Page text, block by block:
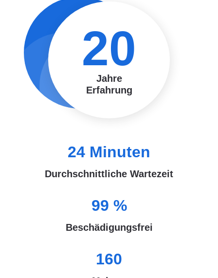
20
Jahre
Erfahrung
24 Minuten
Durchschnittliche Wartezeit
99 %
Beschädigungsfrei
160